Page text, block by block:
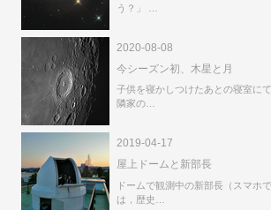
う？」 …
2020-08-08
今シーズン初、木星と月
子供を寝かしつけたあとの寝室に
隣家の…
2019-04-17
屋上ドームと新部長
ドームで観測中の新部長（スマホ
は，歴史…